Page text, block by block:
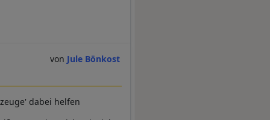
Jule Bönkost
dabei helfen